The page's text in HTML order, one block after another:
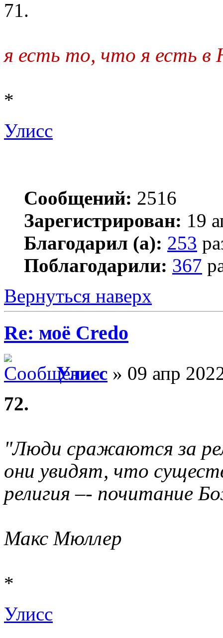
71.
я есть то, что я есть в
*
Улисс
Сообщений: 2516
Зарегистрирован: 19
Благодарил (а): 253
Поблагодарили: 367
Вернуться наверх
Re: моё Сredo
Улисс » 09 апр
72.
"Люди сражаются за
они увидят, что
религия –- почитание
Макс Мюллер
*
Улисс